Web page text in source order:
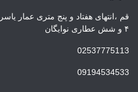
قم ،انتهای هفتاد و پنج متری عمار
۴ و شش عطاری نوایگان
02537775113
09194534533